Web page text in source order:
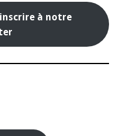
à notre